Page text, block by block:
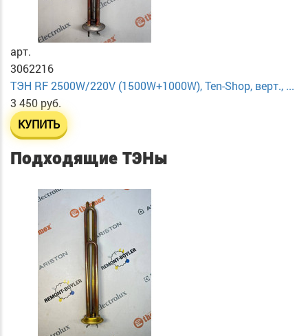
арт.
3062216
ТЭН RF 2500W/220V (1500W+1000W), Ten-Shop, верт., ...
3 450 руб.
КУПИТЬ
Подходящие ТЭНы